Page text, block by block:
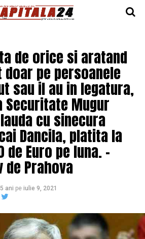
de orice si aratand
pe persoanele
sau il au in legatura,
Mugur
cu sinecura
Dancila, platita la
de Euro pe luna. –
Prahova
ani pe iulie 9, 2021